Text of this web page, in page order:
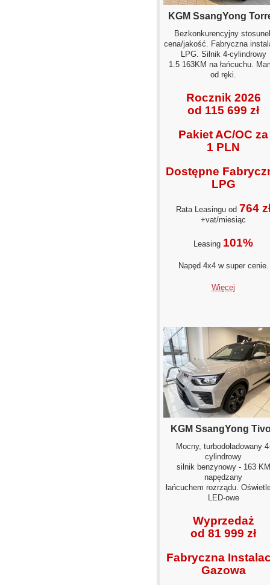
KGM SsangYong
Bezkonkurencyjny
cena/jakość. Fabryczna
LPG. Silnik 4‑cylindrowy
1.5 163KM na łańcuchu.
od ręki.
Rocznik 2026
od 115 699 zł
Pakiet AC/OC za
1 PLN
Dostępne
LPG
Rata Leasingu od 764
+vat/miesiąc
Leasing 101%
Napęd 4x4 w super cenie.
Więcej
KGM SsangYong
Mocny, turbodoładowany
cylindrowy
silnik benzynowy - 163 KM
napędzany
łańcuchem rozrządu.
LED-owe
Wyprzedaż
od 81 999 zł
Fabryczna
Gazowa